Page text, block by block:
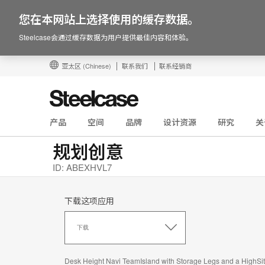
亚太区 (Chinese) 联系我们 联系经销商
产品 空间 品牌 设计资源 研究
规划创意
ID: ABEXHVL7
下载这项应用
下载
应
Desk Height Navi TeamIsland with Storage Legs and a HighSit
您在本网站上选择使用的缓存数据。
Steelcase会通过缓存数据为用户提供最佳内容和体验。